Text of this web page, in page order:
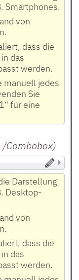
Smartphones.
von
dass die
das
werden.
manuell jedes
Sie
für eine
Combobox)
Darstellung
Desktop-
von
dass die
das
werden.